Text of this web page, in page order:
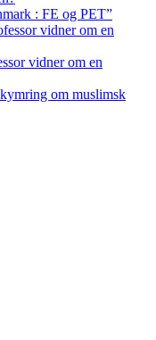
: FE og PET”
vidner om en
vidner om en
om muslimsk